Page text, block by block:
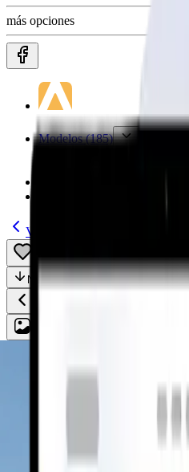
más opciones
Modelos(185)
Volver
Guardar
Compartir
Notas